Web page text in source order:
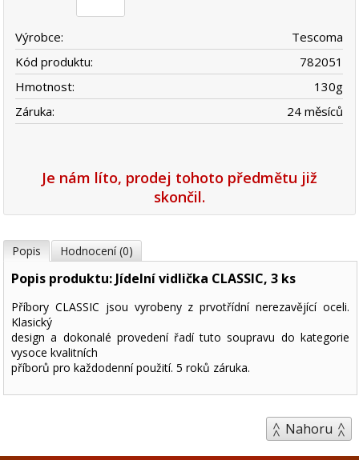
Výrobce:
Tescoma
Kód produktu:
782051
Hmotnost:
130g
Záruka:
24 měsíců
Je nám líto, prodej tohoto předmětu již
skončil.
Popis Hodnocení (0)
Popis produktu: Jídelní vidlička CLASSIC, 3 ks
Příbory CLASSIC jsou vyrobeny z prvotřídní nerezavějící oceli.
Klasický
design a dokonalé provedení řadí tuto soupravu do kategorie
vysoce kvalitních
příborů pro každodenní použití. 5 roků záruka.
Nahoru